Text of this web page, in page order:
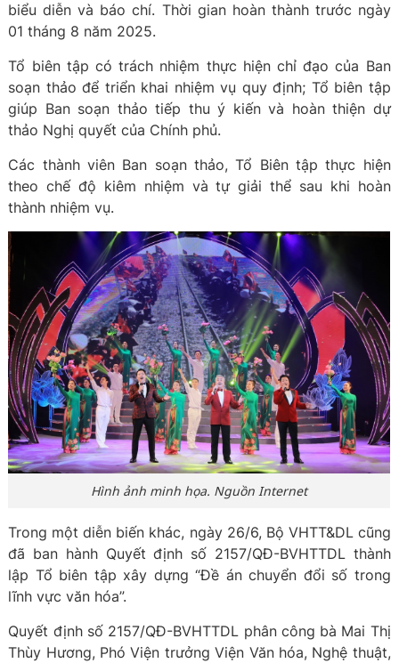
biểu diễn và báo chí. Thời gian hoàn thành trước ngày
01 tháng 8 năm 2025.
Tổ biên tập có trách nhiệm thực hiện chỉ đạo của Ban
soạn thảo để triển khai nhiệm vụ quy định; Tổ biên tập
giúp Ban soạn thảo tiếp thu ý kiến và hoàn thiện dự
thảo Nghị quyết của Chính phủ.
Các thành viên Ban soạn thảo, Tổ Biên tập thực hiện
theo chế độ kiêm nhiệm và tự giải thể sau khi hoàn
thành nhiệm vụ.
Hình ảnh minh họa. Nguồn Internet
Trong một diễn biến khác, ngày 26/6, Bộ VHTT&DL cũng
đã ban hành Quyết định số 2157/QĐ-BVHTTDL thành
lập Tổ biên tập xây dựng “Đề án chuyển đổi số trong
lĩnh vực văn hóa”.
Quyết định số 2157/QĐ-BVHTTDL phân công bà Mai Thị
Thùy Hương, Phó Viện trưởng Viện Văn hóa, Nghệ thuật,